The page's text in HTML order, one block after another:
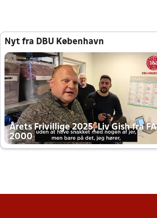
Nyt fra DBU København
Årets Frivillige 2025, Liv Gish fra FA
2000